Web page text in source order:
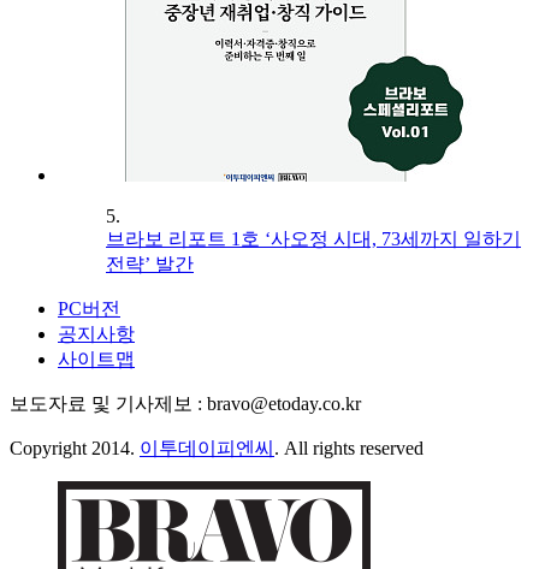
5.
브라보 리포트 1호 ‘사오정 시대, 73세까지 일하기
전략’ 발간
PC버전
공지사항
사이트맵
보도자료 및 기사제보 : bravo@etoday.co.kr
Copyright 2014. 이투데이피엔씨 . All rights reserved